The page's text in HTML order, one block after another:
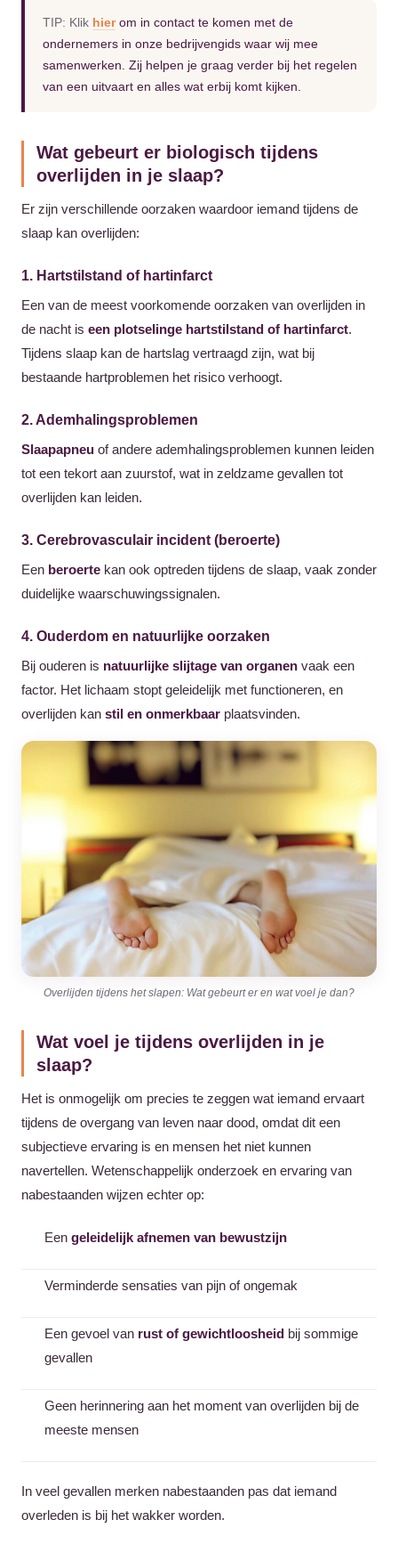
TIP: Klik hierom in contact te komen met de
ondernemers in onze bedrijvengids waar wij mee
samenwerken. Zij helpen je graag verder bij het regelen
van een uitvaart en alles wat erbij komt kijken.
Wat gebeurt er biologisch tijdens
overlijden in je slaap?
Er zijn verschillende oorzaken waardoor iemand tijdens de
slaap kan overlijden:
1. Hartstilstand of hartinfarct
Een van de meest voorkomende oorzaken van overlijden in
de nacht is een plotselinge hartstilstand of hartinfarct.
Tijdens slaap kan de hartslag vertraagd zijn, wat bij
bestaande hartproblemen het risico verhoogt.
2. Ademhalingsproblemen
Slaapapneu of andere ademhalingsproblemen kunnen leiden
tot een tekort aan zuurstof, wat in zeldzame gevallen tot
overlijden kan leiden.
3. Cerebrovasculair incident (beroerte)
Een beroerte kan ook optreden tijdens de slaap, vaak zonder
duidelijke waarschuwingssignalen.
4. Ouderdom en natuurlijke oorzaken
Bij ouderen is natuurlijke slijtage van organen vaak een
factor. Het lichaam stopt geleidelijk met functioneren, en
overlijden kan stil en onmerkbaar plaatsvinden.
Overlijden tijdens het slapen: Wat gebeurt er en wat voel je dan?
Wat voel je tijdens overlijden in je
slaap?
Het is onmogelijk om precies te zeggen wat iemand ervaart
tijdens de overgang van leven naar dood, omdat dit een
subjectieve ervaring is en mensen het niet kunnen
navertellen. Wetenschappelijk onderzoek en ervaring van
nabestaanden wijzen echter op:
Een geleidelijk afnemen van bewustzijn
Verminderde sensaties van pijn of ongemak
Een gevoel van rust of gewichtloosheid bij sommige
gevallen
Geen herinnering aan het moment van overlijden bij de
meeste mensen
In veel gevallen merken nabestaanden pas dat iemand
overleden is bij het wakker worden.